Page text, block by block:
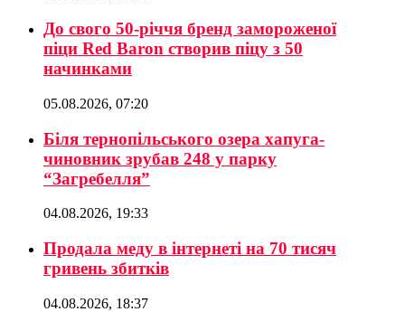
До свого 50-річчя бренд замороженої
піци Red Baron створив піцу з 50
начинками
05.08.2026, 07:20
Біля тернопільського озера хапуга-
чиновник зрубав 248 у парку
“Загребелля”
04.08.2026, 19:33
Продала меду в інтернеті на 70 тисяч
гривень збитків
04.08.2026, 18:37